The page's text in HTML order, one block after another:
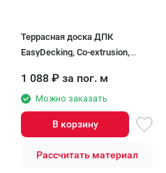
Террасная доска ДПК
EasyDecking, Co-extrusion,
1 088 ₽ за пог. м
Можно заказать
В корзину
Рассчитать материал